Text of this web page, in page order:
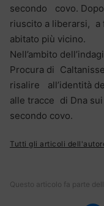
secondo covo.
riuscito a liberarsi, a
abitato più vicino.
Nell’ambito
Procura di
risalire all’identità
alle tracce di Dna
secondo covo.
Tutti gli articoli
Questo articolo fa parte